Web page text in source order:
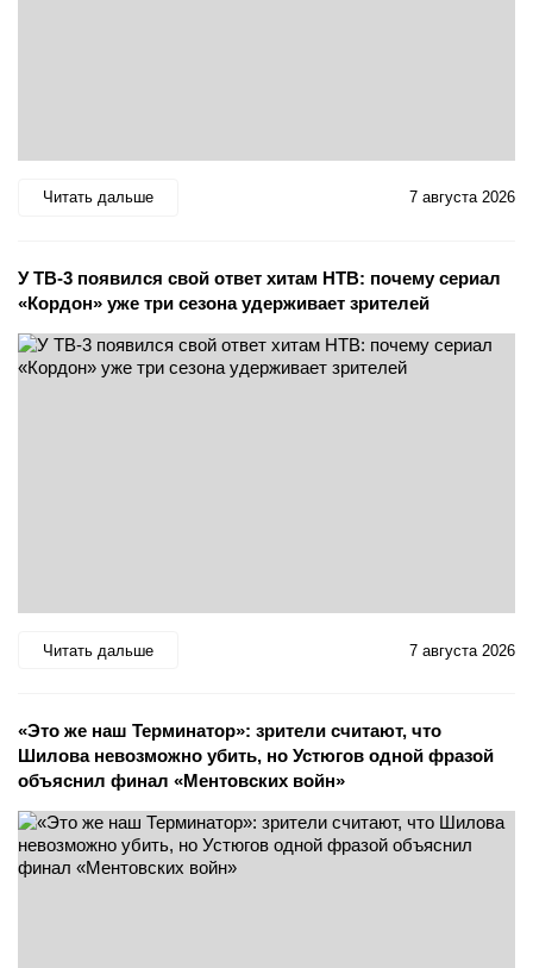
Читать дальше 7 августа 2026
У ТВ-3 появился свой ответ хитам НТВ: почему сериал
«Кордон» уже три сезона удерживает зрителей
Читать дальше 7 августа 2026
«Это же наш Терминатор»: зрители считают, что
Шилова невозможно убить, но Устюгов одной фразой
объяснил финал «Ментовских войн»